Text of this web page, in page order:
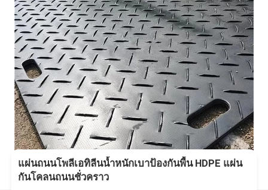
แผ่นถนนโพลีเอทิลีนน้ำหนักเบาป้องกันพื้น HDPE แผ่น
กันโคลนถนนชั่วคราว